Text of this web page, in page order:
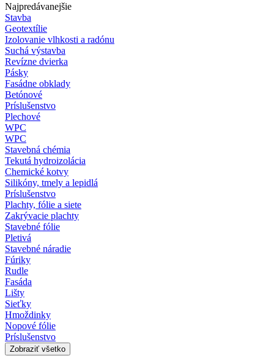
Najpredávanejšie
Stavba
Geotextílie
Izolovanie vlhkosti a radónu
Suchá výstavba
Revízne dvierka
Pásky
Fasádne obklady
Betónové
Príslušenstvo
Plechové
WPC
WPC
Stavebná chémia
Tekutá hydroizolácia
Chemické kotvy
Silikóny, tmely a lepidlá
Príslušenstvo
Plachty, fólie a siete
Zakrývacie plachty
Stavebné fólie
Pletivá
Stavebné náradie
Fúriky
Rudle
Fasáda
Lišty
Sieťky
Hmoždinky
Nopové fólie
Príslušenstvo
Zobraziť všetko